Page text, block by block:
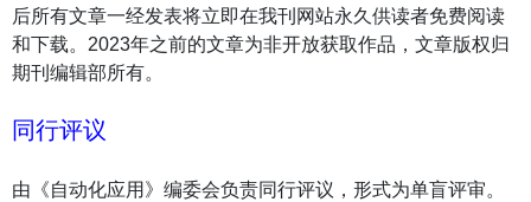
后所有文章一经发表将立即在我刊网站永久供读者免费阅读
和下载。2023年之前的文章为非开放获取作品，文章版权归
期刊编辑部所有。
同行评议
由《自动化应用》编委会负责同行评议，形式为单盲评审。